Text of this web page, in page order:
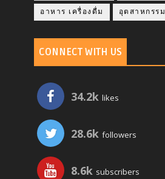
อาหาร เครื่องดื่ม อุตสาหกรรม
CONNECT WITH US
34.2k likes
28.6k followers
8.6k subscribers